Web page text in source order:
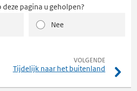
pagina
pagina u geholpen?
Nee
VOLGENDEpagina
Tijdelijk naar het buitenland